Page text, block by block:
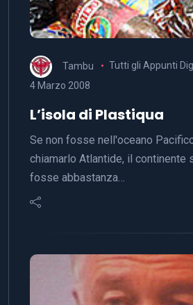
Tambu
Tutti gli Appunti
4 Marzo 2008
L’isola di Plastiqua
Se non fosse nell'oceano
chiamarlo Atlantide, il continente
fosse abbastanza…